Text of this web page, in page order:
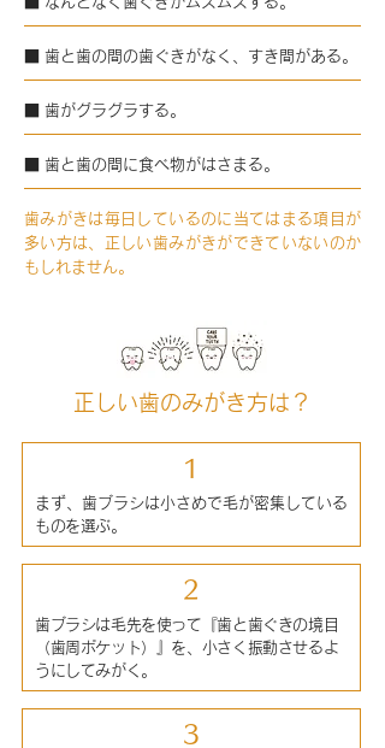
■ 歯と歯の間の歯ぐきがなく、すき間がある。
■ 歯がグラグラする。
■ 歯と歯の間に食べ物がはさまる。
歯みがきは毎日しているのに当てはまる項目が
多い方は、正しい歯みがきができていないのか
もしれません。
正しい歯のみがき方は？
1
まず、歯ブラシは小さめで毛が密集している
ものを選ぶ。​
2
歯ブラシは毛先を使って『歯と歯ぐきの境目
（歯周ポケット）』を、小さく振動させるよ
うにしてみがく。
3